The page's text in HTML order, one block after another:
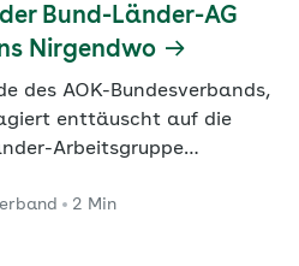
Bund-Länder-AG
Nirgendwo
des AOK-Bundesverbands,
enttäuscht auf die
Arbeitsgruppe
2 Min